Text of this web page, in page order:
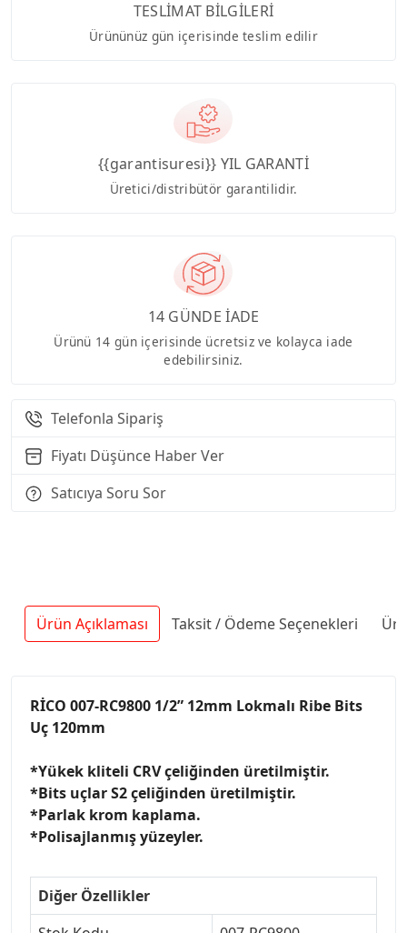
TESLİMAT BİLGİLERİ
Ürününüz gün içerisinde teslim edilir
{{garantisuresi}} YIL GARANTİ
Üretici/distribütör garantilidir.
14 GÜNDE İADE
Ürünü 14 gün içerisinde ücretsiz ve kolayca iade
edebilirsiniz.
Telefonla Sipariş
Fiyatı Düşünce Haber Ver
Satıcıya Soru Sor
Ürün Açıklaması Taksit / Ödeme Seçenekleri
RİCO 007-RC9800 1/2” 12mm Lokmalı Ribe Bits
Uç 120mm
*Yükek kliteli CRV çeliğinden üretilmiştir.
*Bits uçlar S2 çeliğinden üretilmiştir.
*Parlak krom kaplama.
*Polisajlanmış yüzeyler.
Diğer Özellikler